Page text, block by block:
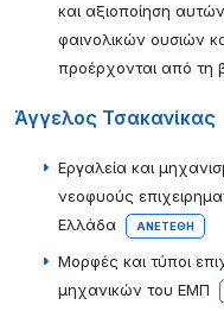
και αξιοποίηση
φαινολικών ουσιών
προέρχονται από τη
Άγγελος Τσακανίκας
Εργαλεία και
νεοφυούς
Ελλάδα
ΑΝΕΤΈΘΗ
Μορφές και τύποι
μηχανικών του ΕΜΠ